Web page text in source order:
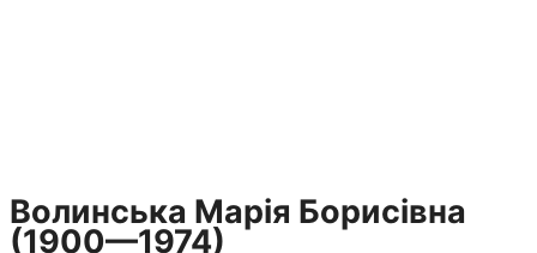
Волинська Марія Борисівна
(1900—1974)